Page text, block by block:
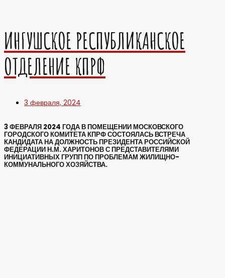
ИНГУШСКОЕ РЕСПУБЛИКАНСКОЕ
ОТДЕЛЕНИЕ КПРФ
3 февраля, 2024
3 ФЕВРАЛЯ 2024 ГОДА В ПОМЕЩЕНИИ МОСКОВСКОГО
ГОРОДСКОГО КОМИТЕТА КПРФ СОСТОЯЛАСЬ ВСТРЕЧА
КАНДИДАТА НА ДОЛЖНОСТЬ ПРЕЗИДЕНТА РОССИЙСКОЙ
ФЕДЕРАЦИИ Н.М. ХАРИТОНОВ С ПРЕДСТАВИТЕЛЯМИ
ИНИЦИАТИВНЫХ ГРУПП ПО ПРОБЛЕМАМ ЖИЛИЩНО-
КОММУНАЛЬНОГО ХОЗЯЙСТВА.